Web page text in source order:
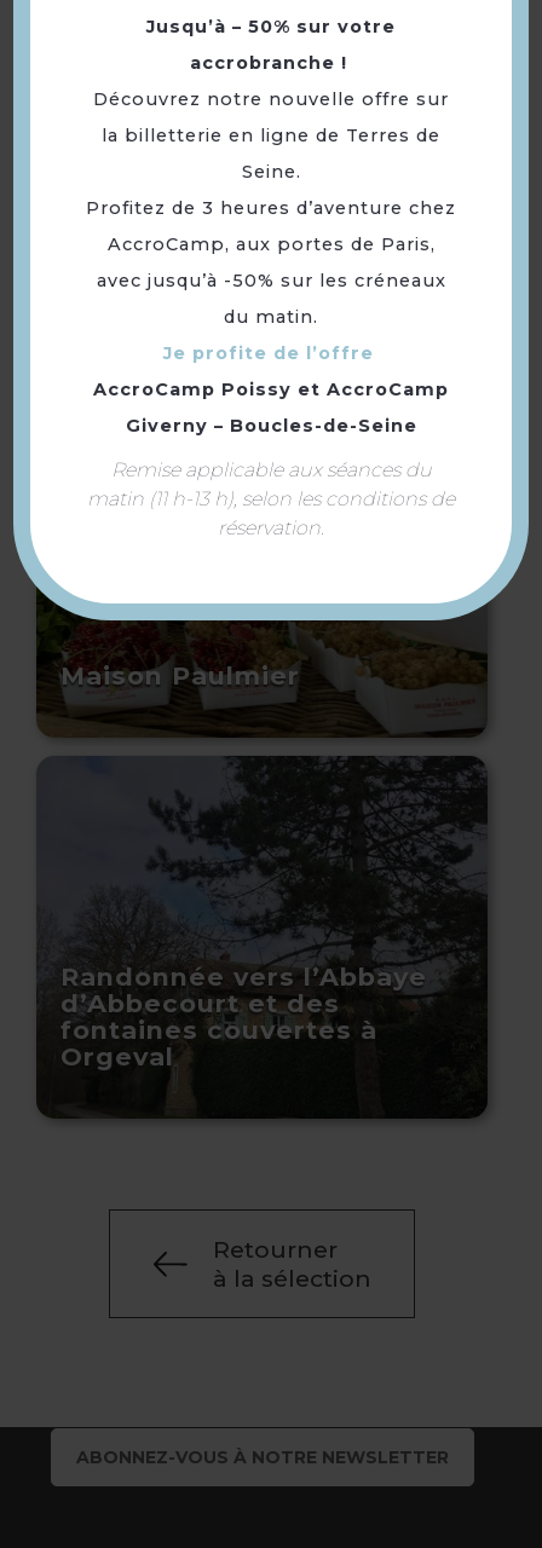
BowlCenter Orgeval
Maison Paulmier
Randonnée vers l’Abbaye
d’Abbecourt et des
fontaines couvertes à
Orgeval
Retourner
à la sélection
ABONNEZ-VOUS À NOTRE NEWSLETTER
Jusqu’à – 50% sur votre
accrobranche !
Découvrez notre nouvelle offre sur
la billetterie en ligne de Terres de
Seine.
Profitez de 3 heures d’aventure chez
AccroCamp, aux portes de Paris,
avec jusqu’à -50% sur les créneaux
du matin.
Je profite de l’offre
AccroCamp Poissy et AccroCamp
Giverny – Boucles-de-Seine
Remise applicable aux séances du
matin (11 h-13 h), selon les conditions de
réservation.